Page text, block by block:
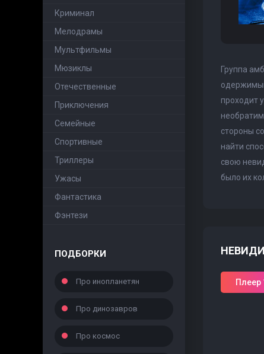
Криминал
Мелодрамы
Мультфильмы
Мюзиклы
Отечественные
Приключения
Семейные
Cпортивные
Триллеры
Ужасы
Фантастика
Фэнтези
ПОДБОРКИ
Про инопланетян
Про динозавров
Про космос
Группа
проходит
стороны
найти
свою
было их
Плеер